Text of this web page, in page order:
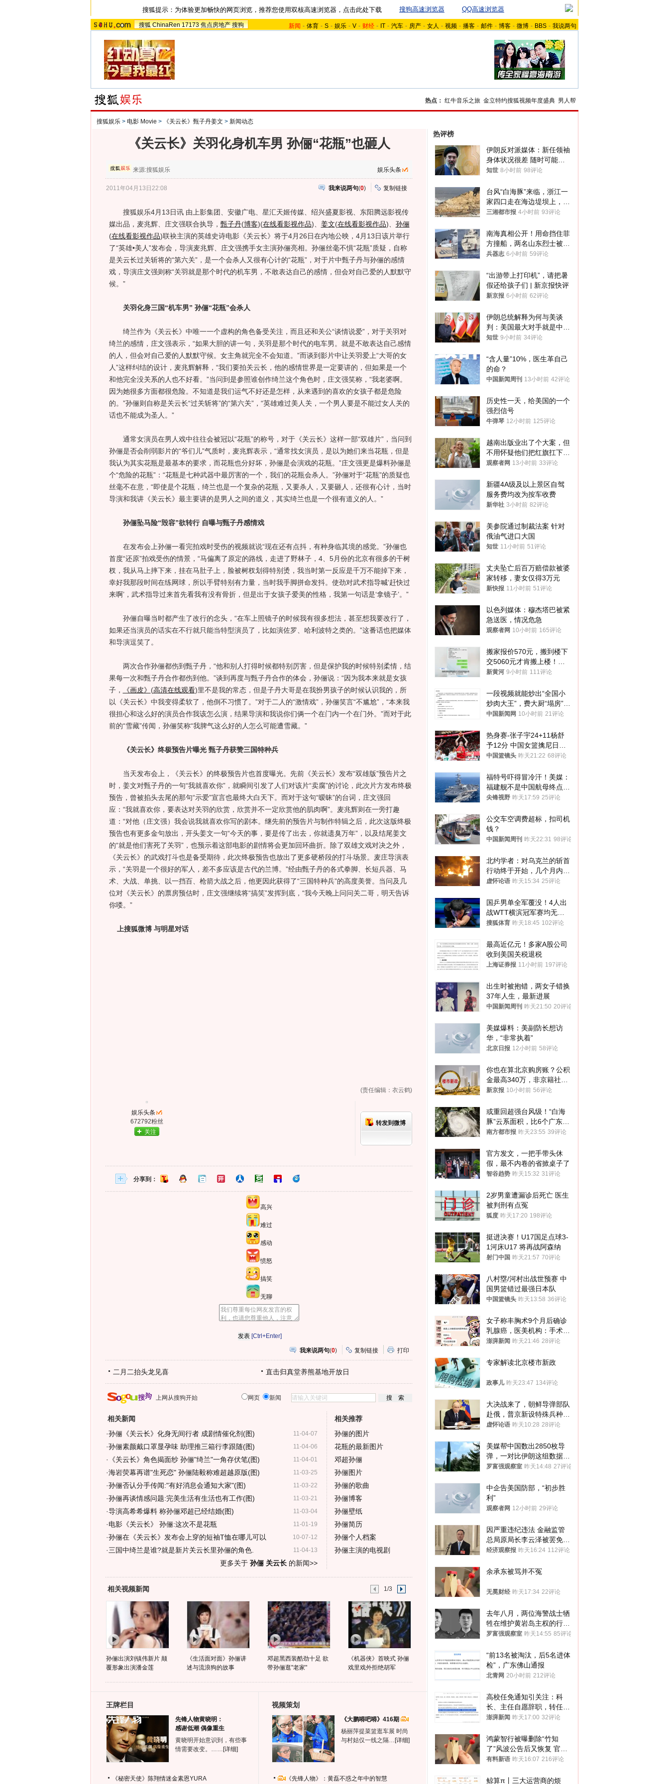
搜狐提示：为体验更加畅快的网页浏览，推荐您使用双核高速浏览器，点击此处下载 搜狗高速浏览器 QQ高速浏览器
搜狐 ChinaRen 17173 焦点房地产 搜狗 新闻 - 体育 - S - 娱乐 - V - 财经 - IT - 汽车 - 房产 - 女人 - 视频 - 播客 - 邮件 - 博客 - 微博 - BBS - 我说两句
热点： 红牛音乐之旅 金立特约搜狐视频年度盛典 男人帮
搜狐娱乐 > 电影 Movie > 《关云长》甄子丹姜文 > 新闻动态
《关云长》关羽化身机车男 孙俪“花瓶”也砸人
来源:搜狐娱乐 娱乐头条
2011年04月13日22:08 我来说两句(0) 复制链接
搜狐娱乐4月13日讯 由上影集团、安徽广电、星汇天姬传媒、绍兴盛夏影视、东阳腾远影视传
媒出品，麦兆辉、庄文强联合执导， 甄子丹(博客)(在线看影视作品) 姜文(在线看影视作品)
孙俪
(在线看影视作品)联袂主演的英雄史诗电影《关云长》将于4月26日在内地公映，4月13日该片举行
了“英雄•美人”发布会，导演麦兆辉、庄文强携手女主演孙俪亮相。孙俪丝毫不惧“花瓶”质疑，自称
是关云长过关斩将的“第六关”，是一个会杀人又很有心计的“花瓶”，对于片中甄子丹与孙俪的感情
戏，导演庄文强则称“关羽就是那个时代的机车男，不敢表达自己的感情，但会对自己爱的人默默守
候。”
关羽化身三国“机车男” 孙俪“花瓶”会杀人
绮兰作为《关云长》中唯一一个虚构的角色备受关注，而且还和关公“谈情说爱”，对于关羽对
绮兰的感情，庄文强表示，“如果大胆的讲一句，关羽是那个时代的电车男。就是不敢表达自己感情
的人，但会对自己爱的人默默守候。女主角就完全不会知道。”而谈到影片中让关羽爱上“大哥的女
人”这样纠结的设计，麦兆辉解释，“我们要拍关云长，他的感情世界是一定要讲的，但如果是一个
和他完全没关系的人也不好看。”当问到是参照谁创作绮兰这个角色时，庄文强笑称，“我老婆啊。
因为她很多方面都很危险。不知道是我们运气不好还是怎样，从来遇到的喜欢的女孩子都是危险
的。”孙俪则自称是关云长“过关斩将”的“第六关”，“英雄难过美人关，一个男人要是不能过女人关的
话也不能成为圣人。”
通常女演员在男人戏中往往会被冠以“花瓶”的称号，对于《关云长》这样一部“双雄片”，当问到
孙俪是否会削弱影片的“爷们儿”气质时，麦兆辉表示，“通常找女演员，是以为她们来当花瓶，但是
我认为其实花瓶是最基本的要求，而花瓶也分好坏，孙俪是会演戏的花瓶。”庄文强更是爆料孙俪是
个“危险的花瓶”：“花瓶是七种武器中最厉害的一个，我们的花瓶会杀人。”孙俪对于“花瓶”的质疑也
丝毫不在意，“即使是个花瓶，绮兰也是一个复杂的花瓶，又要杀人，又要砸人，还很有心计，当时
导演和我讲《关云长》最主要讲的是男人之间的道义，其实绮兰也是一个很有道义的人。”
孙俪坠马险“毁容”欲转行 自曝与甄子丹感情戏
在发布会上孙俪一看完拍戏时受伤的视频就说“现在还有点抖，有种身临其境的感觉。”孙俪也
首度“还原”拍戏受伤的情景，“马偏离了原定的路线，走进了野林子，4、5月份的北京有很多的干树
杈，我从马上摔下来，挂在马肚子上，脸被树杈划得特别烫，我当时第一反应是千万不能掉下来，
幸好我那段时间在练网球，所以手臂特别有力量，当时我手脚拼命发抖。使劲对武术指导喊‘赶快过
来啊’，武术指导过来首先看我有没有骨折，但是出于女孩子爱美的性格，我第一句话是‘拿镜子’。”
孙俪自曝当时都产生了改行的念头，“在车上照镜子的时候我有很多想法，甚至想我要改行了，
如果还当演员的话实在不行就只能当特型演员了，比如演佐罗、哈利波特之类的。”这番话也把媒体
和导演逗笑了。
两次合作孙俪都伤到甄子丹，“他和别人打得时候都特别厉害，但是保护我的时候特别柔情，结
果每一次和甄子丹合作都伤到他。”谈到再度与甄子丹合作的体会，孙俪说：“因为我本来就是女孩
子，
《画皮》 (高清在线观看)里不是我的常态，但是子丹大哥是在我扮男孩子的时候认识我的，所
以《关云长》中我变得柔软了，他倒不习惯了。”对于二人的“激情戏”，孙俪笑言“不尴尬”，“本来我
很担心和这么好的演员合作我该怎么演，结果导演和我说你们俩一个在门内一个在门外。”而对于此
前的“雪藏”传闻，孙俪笑称“我脾气这么好的人怎么可能遭雪藏。”
《关云长》终极预告片曝光 甄子丹获赞三国特种兵
当天发布会上，《关云长》的终极预告片也首度曝光。先前《关云长》发布“双雄版”预告片之
时，姜文对甄子丹的一句“我就喜欢你”，就瞬间引发了人们对该片“卖腐”的讨论，此次片方发布终极
预告，曾被掐头去尾的那句“示爱”宣言也最终大白天下。而对于这句“暧昧”的台词，庄文强回
应：“我就喜欢你，要表达对关羽的欣赏，欣赏并不一定欣赏他的肌肉啊”。麦兆辉则在一旁打趣
道：“对他（庄文强）我会说我就喜欢你写的剧本。继先前的预告片与制作特辑之后，此次这版终极
预告也有更多金句放出，开头姜文一句“今天的事，要是传了出去，你就遗臭万年”，以及结尾姜文
的“就是他们害死了关羽”，也预示着这部电影的剧情将会更加回环曲折。除了双雄文戏对决之外，
《关云长》的武戏打斗也是备受期待，此次终极预告也放出了更多硬桥段的打斗场景。麦庄导演表
示，“关羽是一个很好的军人，差不多应该是古代的兰博。”经由甄子丹的各式拳脚、长短兵器、马
术、大战、单挑、以一挡百、枪箭大战之后，他更因此获得了“三国特种兵”的高度美誉。当问及几
位对《关云长》的票房预估时，庄文强继续将“搞笑”发挥到底，“我今天晚上问问关二哥，明天告诉
你喽。”
上搜狐微博 与明星对话
(责任编辑：衣云鹤)
娱乐头条
672792粉丝
关注
转发到微博
分享到：
高兴
难过
感动
愤怒
搞笑
无聊
[Ctrl+Enter]
我来说两句(0) 复制链接 打印
二月二抬头龙见喜 直击归真堂养熊基地开放日
上网从搜狗开始 网页 新闻
相关新闻
11-04-07
·孙俪《关云长》化身无间行者 成剧情催化剂(图)
11-04-06
·孙俪素颜戴口罩显孕味 助理推三箱行李跟随(图)
11-04-01
· 《关云长》角色揭面纱 孙俪"绮兰"一角存伏笔(图)
11-03-25
·海岩荧幕再谱"生死恋" 孙俪陆毅称难超越原版(图)
11-03-22
·孙俪否认分手传闻:"有好消息会通知大家"(图)
11-03-21
·孙俪再谈情感问题:完美生活有生活也有工作(图)
11-03-04
·导演高希希爆料 称孙俪邓超已经结婚(图)
11-01-19
·电影《关云长》 孙俪:这次不是花瓶
10-07-12
·孙俪在《关云长》发布会上穿的短袖T恤在哪儿可以
11-04-13
·三国中绮兰是谁?就是新片关云长里孙俪的角色.
更多关于 孙俪 关云长的新闻>>
相关推荐
孙俪的图片
花瓶的最新图片
邓超孙俪
孙俪图片
孙俪的歌曲
孙俪博客
孙俪壁纸
孙俪简历
孙俪个人档案
孙俪主演的电视剧
相关视频新闻 1/3
孙俪出演刘镇伟新片 颠
覆形象出演潘金莲
《生活面对面》孙俪讲
述与流浪狗的故事
邓超黑西装酷劲十足 欲
带孙俪逛"老家"
《机器侠》首映式 孙俪
戏里戏外拒绝胡军
王牌栏目
先锋人物黄晓明：
感谢低潮 偶像重生
黄晓明开始意识到，有些事
情需要改变。…… [详细]
《秘密天使》陈翔情迷金素恩YURA
视频策划
《大鹏嘚吧嘚》416期
杨丽萍提菜篮逛车展 时尚
与村姑仅一线之隔… [详细]
《先锋人物》：黄磊不惑之年中的智慧
热评榜
伊朗反对派媒体：新任领袖
身体状况很差 随时可能离
世
知世 8小时前 98评论
台风“白海豚”来临，浙江一
家四口走在海边堤坝上，其
中9岁男孩被巨浪卷入海
三湘都市报 4小时前 93评论
南海真相公开！用命挡住菲
方撞船，两名山东烈士被授
武警最高荣誉
兵器志 6小时前 59评论
“出游带上打印机”，请把暑
假还给孩子们 | 新京报快评
新京报 6小时前 62评论
伊朗总统解释为何与美谈
判：美国最大对手就是中
国，但他们也在对话
知世 9小时前 34评论
“含人量”10%，医生革自己
的命？
中国新闻周刊 13小时前 42评论
历史性一天，给美国的一个
强烈信号
牛弹琴 12小时前 125评论
越南出版业出了个大案，但
不用怀疑他们把红旗扛下去
的决心
观察者网 13小时前 33评论
新疆4A级及以上景区自驾
服务费均改为按车收费
新华社 3小时前 82评论
美参院通过制裁法案 针对
俄油气进口大国
知世 11小时前 51评论
丈夫坠亡后百万赔偿款被婆
家转移，妻女仅得3万元
新快报 11小时前 51评论
以色列媒体：穆杰塔巴被紧
急送医，情况危急
观察者网 10小时前 165评论
搬家报价570元，搬到楼下
交5060元才肯搬上楼！女
子傻眼了……
新黄河 9小时前 111评论
一段视频就能炒出“全国小
炒肉大王”，费大厨“塌房”了
吗？
中国新闻网 10小时前 21评论
热身赛-张子宇24+11杨舒
予12分 中国女篮擒尼日利
亚
中国篮镜头 昨天21:22 68评论
福特号吓得冒冷汗！美媒：
福建舰不是中国航母终点，
而是新起点！
尖锋视野 昨天17:59 25评论
公交车空调费超标，扣司机
钱？
中国新闻周刊 昨天22:31 98评论
北约学者：对乌克兰的斩首
行动终于开始，几个月内乌
将投降
虚怀论语 昨天15:34 25评论
国乒男单全军覆没！4人出
战WTT横滨冠军赛均无缘
八强
搜狐体育 昨天18:45 102评论
最高近亿元！多家A股公司
收到美国关税退税
上海证券报 11小时前 197评论
出生时被抱错，两女子错换
37年人生，最新进展
中国新闻周刊 昨天21:50 20评论
美媒爆料：美副防长想访
华，“非常执着”
北京日报 12小时前 58评论
你也在算北京购房账？公积
金最高340万，非京籍社保
1年
新京报 10小时前 56评论
或重回超强台风级！“白海
豚”云系面积，比6个广东还
大！深圳官方：注意这件事
南方都市报 昨天23:55 39评论
官方发文，一把手带头休
假，最不内卷的省掀桌子了
智谷趋势 昨天15:32 31评论
2岁男童遭漏诊后死亡 医生
被判刑有点冤
狐度 昨天17:20 198评论
挺进决赛！U17国足点球3-
1河床U17 将再战阿森纳
射门中国 昨天21:57 70评论
八村塁/河村出战世预赛 中
国男篮错过最强日本队
中国篮镜头 昨天13:58 36评论
女子称丰胸术9个月后确诊
乳腺癌，医美机构：手术不
可能引发癌症，建议走司法
澎湃新闻 昨天21:46 28评论
专家解读北京楼市新政
政事儿 昨天23:47 134评论
大决战来了，朝鲜导弹部队
赴俄，普京新设特殊兵种，
76岁老将扛旗
虚怀论语 昨天10:28 28评论
美媒帮中国数出2850枚导
弹，一对比伊朗这组数据，
发现出大事了
罗富强观察室 昨天14:48 27评论
中企告美国防部，“初步胜
利”
观察者网 12小时前 29评论
因严重违纪违法 金融监管
总局原局长李云泽被罢免全
国人大代表
经济观察报 昨天16:24 112评论
余承东被骂并不冤
无冕财经 昨天17:34 22评论
去年八月，两位海警战士牺
牲在维护黄岩岛主权的行动
中
罗富强观察室 昨天14:55 85评论
“前13名被淘汰，后5名进体
检”，广东佛山通报
北青网 20小时前 212评论
高校任免通知引关注：科
长、主任自愿辞职，转任思
政辅导员
澎湃新闻 昨天17:00 32评论
鸿蒙智行被曝删除“竹知
了”风波公告后又恢复 官媒
曾力挺：劝华为要大度的，
有料新语 昨天16:07 216评论
鲸算π丨三大运营商的烦